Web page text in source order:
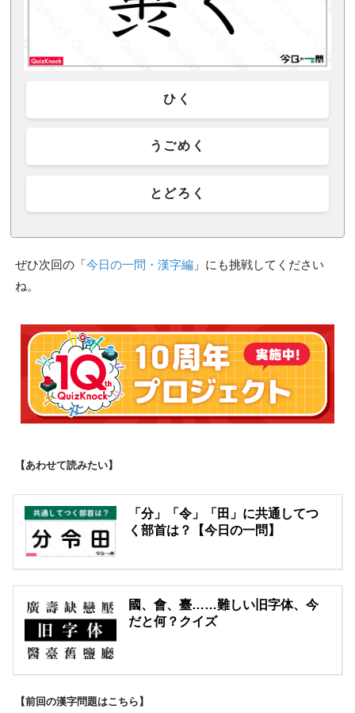
ひく
うごめく
とどろく
ぜひ次回の「今日の一問・漢字編」にも挑戦してください
ね。
【あわせて読みたい】
「分」「令」「田」に共通してつ
く部首は？【今日の一問】
國、會、臺……難しい旧字体、今
だと何？クイズ
【前回の漢字問題はこちら】